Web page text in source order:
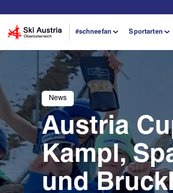
#schneefan Sportarten
News
Austria
Kampl,
und